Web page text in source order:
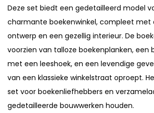
Deze set biedt een gedetailleerd model
charmante boekenwinkel, compleet met
ontwerp en een gezellig interieur. De
voorzien van talloze boekenplanken, een
met een leeshoek, en een levendige
van een klassieke winkelstraat oproept.
set voor boekenliefhebbers en
gedetailleerde bouwwerken houden.